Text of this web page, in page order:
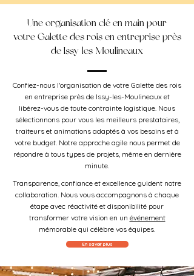
Une organisation clé en main pour
votre Galette des rois en entreprise près
de Issy-les-Moulineaux
Confiez-nous l'organisation de votre Galette des rois
en entreprise près de Issy-les-Moulineaux et
libérez-vous de toute contrainte logistique. Nous
sélectionnons pour vous les meilleurs prestataires,
traiteurs et animations adaptés à vos besoins et à
votre budget. Notre approche agile nous permet de
répondre à tous types de projets, même en dernière
minute.
Transparence, confiance et excellence guident notre
collaboration. Nous vous accompagnons à chaque
étape avec réactivité et disponibilité pour
transformer votre vision en un événement
mémorable qui célèbre vos équipes.
En savoir plus